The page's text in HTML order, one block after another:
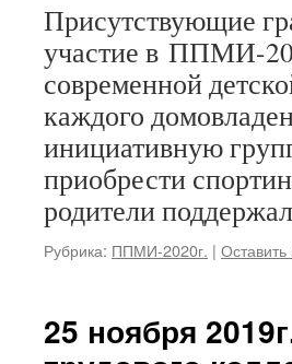
Присутствующие
участие в ППМИ-
современной
каждого
инициативную
приобрести
родители
Рубрика: ППМИ-2020г. |
25 ноября